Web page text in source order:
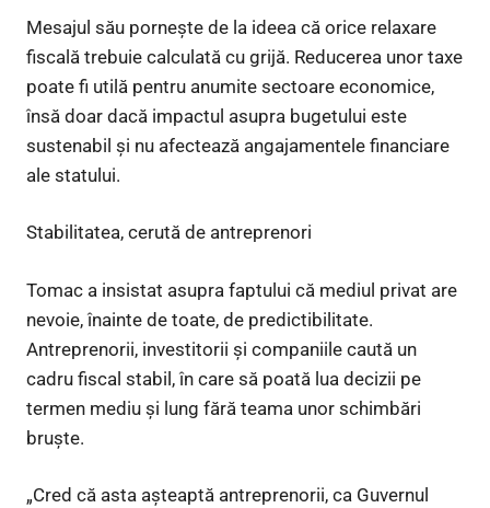
Mesajul său pornește de la ideea că orice relaxare
fiscală trebuie calculată cu grijă. Reducerea unor taxe
poate fi utilă pentru anumite sectoare economice,
însă doar dacă impactul asupra bugetului este
sustenabil și nu afectează angajamentele financiare
ale statului.
Stabilitatea, cerută de antreprenori
Tomac a insistat asupra faptului că mediul privat are
nevoie, înainte de toate, de predictibilitate.
Antreprenorii, investitorii și companiile caută un
cadru fiscal stabil, în care să poată lua decizii pe
termen mediu și lung fără teama unor schimbări
bruște.
„Cred că asta așteaptă antreprenorii, ca Guvernul